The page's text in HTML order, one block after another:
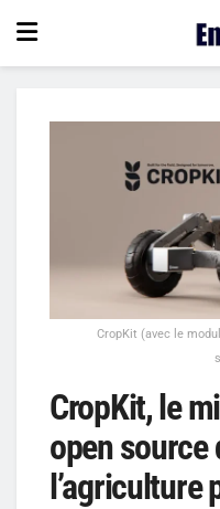
CropKit (avec le
CropKit, le
open source
l’agriculture